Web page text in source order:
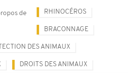
de RHINOCÉROS
BRACONNAGE
DES ANIMAUX
DROITS DES ANIMAUX